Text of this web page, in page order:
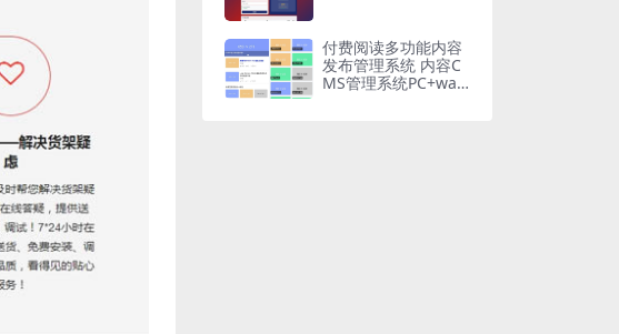
付费阅读多功能内容
发布管理系统 内容C
MS管理系统PC+wap